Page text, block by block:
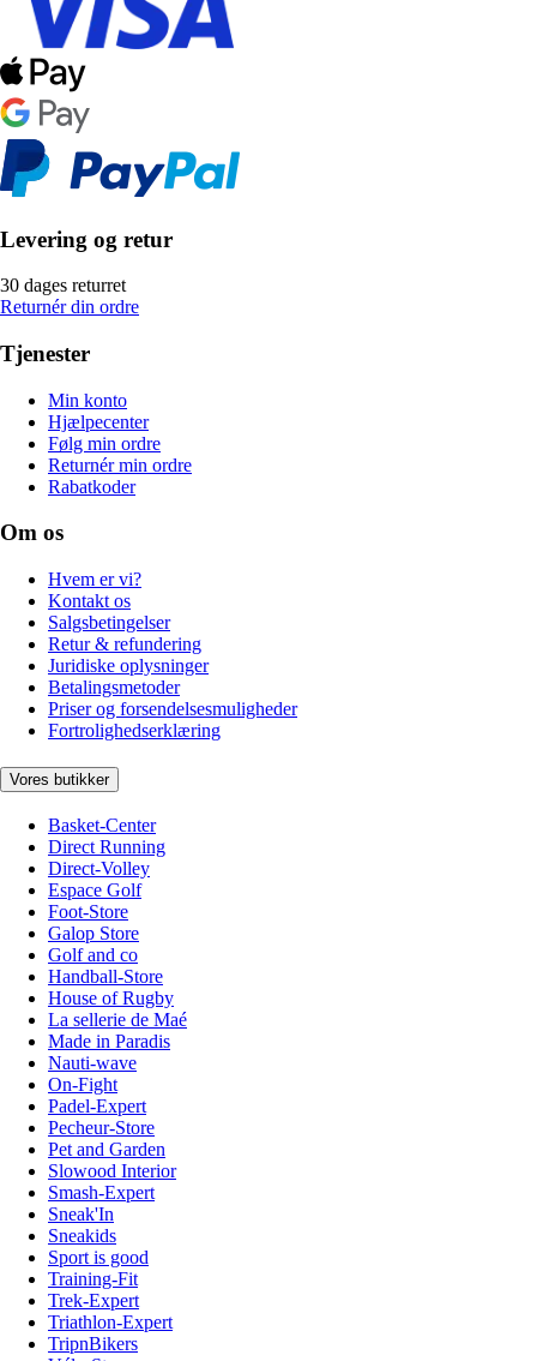
Levering og retur
30 dages returret
Returnér din ordre
Tjenester
Min konto
Hjælpecenter
Følg min ordre
Returnér min ordre
Rabatkoder
Om os
Hvem er vi?
Kontakt os
Salgsbetingelser
Retur & refundering
Juridiske oplysninger
Betalingsmetoder
Priser og forsendelsesmuligheder
Fortrolighedserklæring
Vores butikker
Basket-Center
Direct Running
Direct-Volley
Espace Golf
Foot-Store
Galop Store
Golf and co
Handball-Store
House of Rugby
La sellerie de Maé
Made in Paradis
Nauti-wave
On-Fight
Padel-Expert
Pecheur-Store
Pet and Garden
Slowood Interior
Smash-Expert
Sneak'In
Sneakids
Sport is good
Training-Fit
Trek-Expert
Triathlon-Expert
TripnBikers